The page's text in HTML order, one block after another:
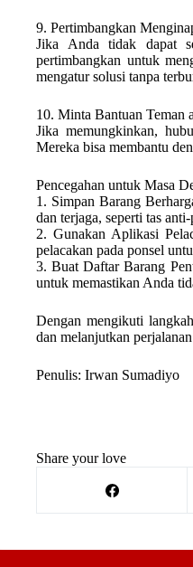
9. Pertimbangkan
Jika Anda tidak dapat
pertimbangkan untuk
mengatur solusi tanpa
10. Minta Bantuan Teman
Jika memungkinkan,
Mereka bisa membantu
Pencegahan untuk Masa
1. Simpan Barang
dan terjaga, seperti tas
2. Gunakan Aplikasi
pelacakan pada ponsel
3. Buat Daftar Barang
untuk memastikan Anda
Dengan mengikuti
dan melanjutkan
Penulis: Irwan Sumadiyo
Share your love